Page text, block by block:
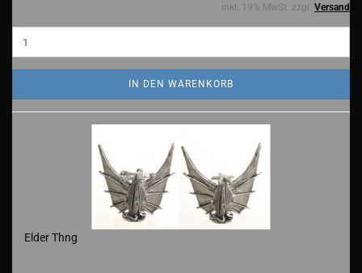
inkl. 19% MwSt. zzgl. Versand
IN DEN WARENKORB
Elder Thng